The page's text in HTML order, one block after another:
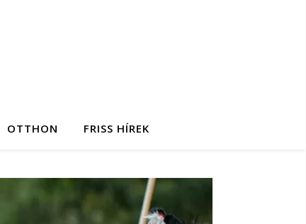
OTTHON FRISS HÍREK